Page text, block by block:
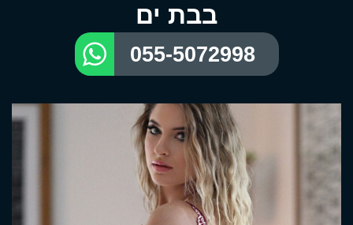
בבת ים
055-5072998